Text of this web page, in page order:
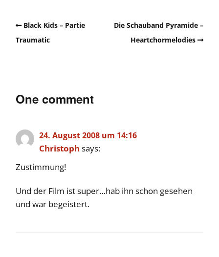
Black Kids – Partie
Traumatic
Die Schauband Pyramide –
Heartchormelodies
One comment
24. August 2008 um 14:16
Christoph says:
Zustimmung!
Und der Film ist super…hab ihn schon gesehen
und war begeistert.